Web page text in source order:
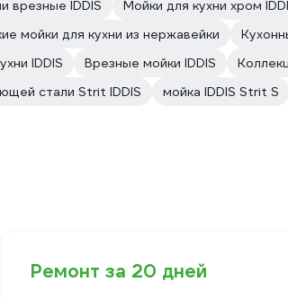
врезные IDDIS Мойки для кухни хром
мойки для кухни из нержавейки
IDDIS Врезные мойки IDDIS
стали Strit IDDIS мойка IDDIS Strit S
Ремонт за 20 дней